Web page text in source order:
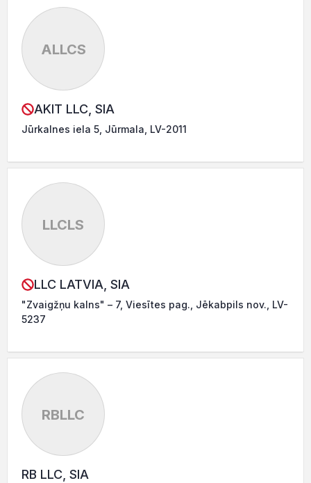
ALLCS
AKIT LLC, SIA
Jūrkalnes iela 5, Jūrmala, LV-2011
LLCLS
LLC LATVIA, SIA
"Zvaigžņu kalns" – 7, Viesītes pag., Jēkabpils nov., LV-
5237
RBLLC
RB LLC, SIA